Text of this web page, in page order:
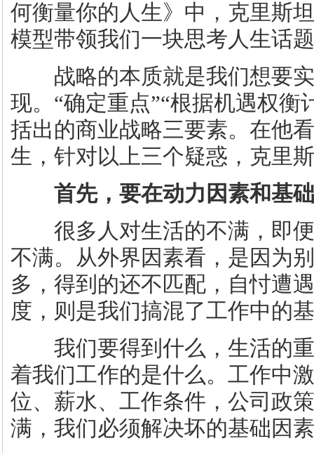
何衡量你的人生》中，克里斯
模型带领我们一块思考人生话
战略的本质就是我们想要实
现。“确定重点”“根据机遇权衡
括出的商业战略三要素。在他
生，针对以上三个疑惑，克里
首先，要在动力因素和基
很多人对生活的不满，即便
不满。从外界因素看，是因为
多，得到的还不匹配，自忖遭
度，则是我们搞混了工作中的
我们要得到什么，生活的重
着我们工作的是什么。工作中
位、薪水、工作条件，公司政
满，我们必须解决坏的基础因